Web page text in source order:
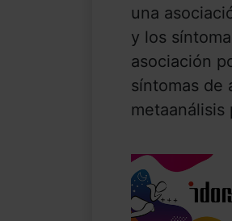
una
y los
asociación
síntomas de
metaanálisis